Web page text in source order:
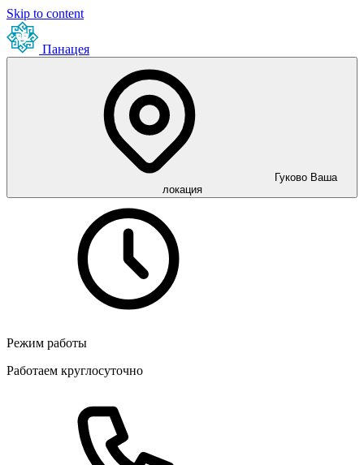
Skip to content
Панацея
Гуково Ваша
локация
Режим работы
Работаем круглосуточно